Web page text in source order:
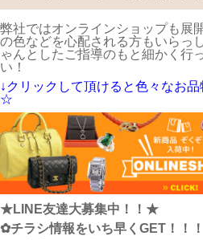
弊社ではオンラインショップも展
の色などを心配される方もいらっ
ゃんとしたご指導のもと細かく行
い！
↓クリックして頂けると色々なお
☆
★LINE友達大募集中！！★
✿チラシ情報をいち早くGET！！！